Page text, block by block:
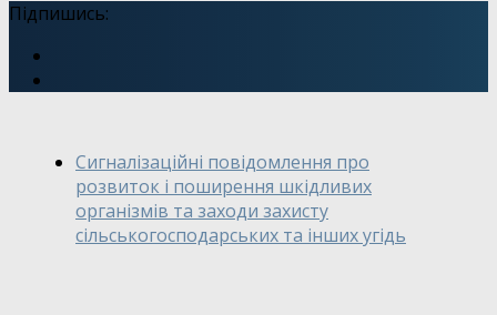
Підпишись:
Сигналізаційні повідомлення про
розвиток і поширення шкідливих
організмів та заходи захисту
сільськогосподарських та інших угідь